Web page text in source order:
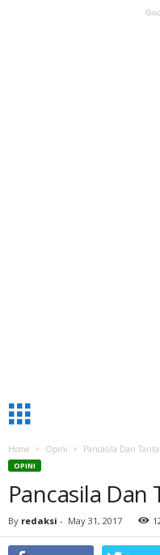
Home Opini Pancasila Dan
OPINI
Pancasila Dan
By redaksi - May 31, 2017